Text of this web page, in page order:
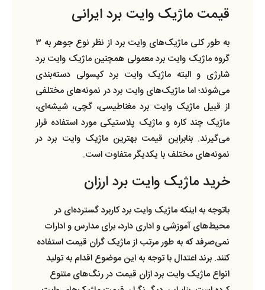
قیمت ماژیک وایت برد ایرانی
به طور کلی ماژیک‌های وایت برد از نظر نوع جوهر به ۳
گروه ماژیک وایت برد معمولی همچنین ماژیک وایت برد
شارژی و البته ماژیک وایت برد کپسولی دسته‌بندی
می‌شوند؛ اما ماژیک‌های وایت برد در نمونه‌های مختلفی
از قبیل ماژیک وایت برد مغناطیسی، گچی، شیشه‌ای،
ماژیک چند کاره و ماژیک پلاستیکی مورد استفاده قرار
می‌گیرند. بنابراین قیمت بهترین ماژیک وایت برد در
نمونه‌های مختلف با یکدیگر متفاوت است.
خرید ماژیک وایت برد ارزان
باتوجه به اینکه ماژیک وایت برد کاربرد گسترده‌ای در
محیط‌های آموزشی و اداری دارد، برای مدارس و ادارات
نمی‌صرفد که به طور مرتب از ماژیک گران قیمت استفاده
کنند. برند اعتدال با توجه به این موضوع اقدام به تولید
انواع ماژیک وایت برد ازان قیمت در رنگ‌های متنوع